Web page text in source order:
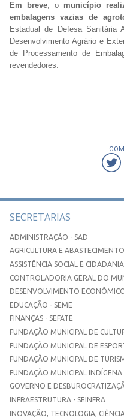
Em breve, omunicípio
embalagens vazias de
Estadual de Defesa Sanitária
Desenvolvimento Agrário e
de Processamento de
revendedores.
SECRETARIAS
ADMINISTRAÇÃO - SAD
AGRICULTURA E
ASSISTÊNCIA SOCIAL E
CONTROLADORIA GERAL DO
DESENVOLVIMENTO
EDUCAÇÃO - SEME
FINANÇAS - SEFATE
FUNDAÇÃO MUNICIPAL DE
FUNDAÇÃO MUNICIPAL DE
FUNDAÇÃO MUNICIPAL DE
FUNDAÇÃO MUNICIPAL INDÍGENA
GOVERNO E
INFRAESTRUTURA - SEINFRA
INOVAÇÃO, TECNOLOGIA,